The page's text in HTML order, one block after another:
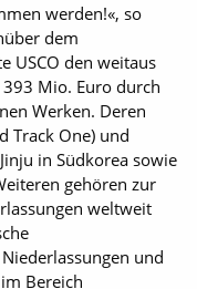
werden!«, so
dem
USCO den weitaus
Mio. Euro durch
Werken. Deren
Track One) und
in Südkorea sowie
gehören zur
weltweit
und
Bereich